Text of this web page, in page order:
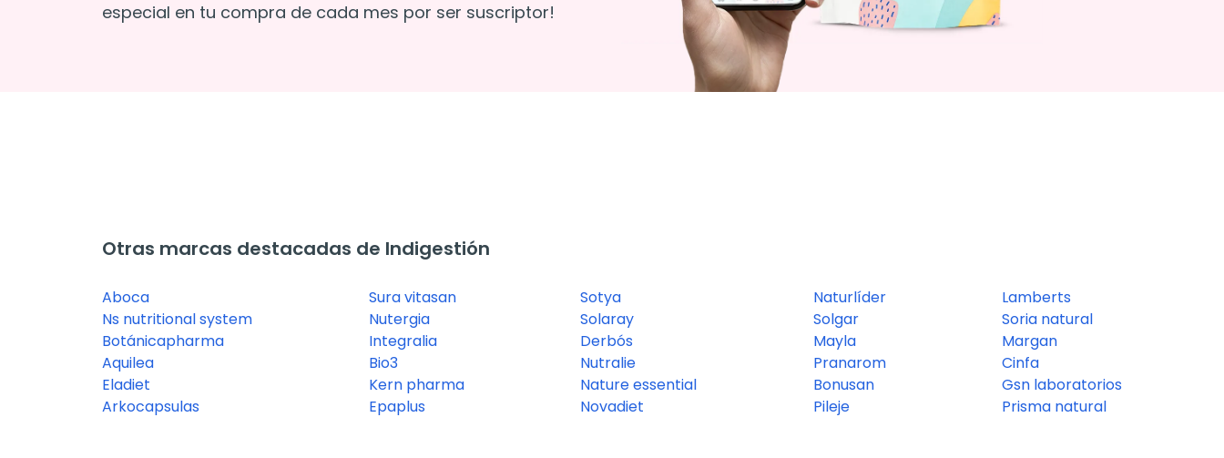
especial en tu compra de cada mes por ser suscriptor!
Otras marcas destacadas de Indigestión
Aboca
Ns nutritional system
Botánicapharma
Aquilea
Eladiet
Arkocapsulas
Sura vitasan
Nutergia
Integralia
Bio3
Kern pharma
Epaplus
Sotya
Solaray
Derbós
Nutralie
Nature essential
Novadiet
Naturlíder
Solgar
Mayla
Pranarom
Bonusan
Pileje
Lamberts
Soria natural
Margan
Cinfa
Gsn laboratorios
Prisma natural